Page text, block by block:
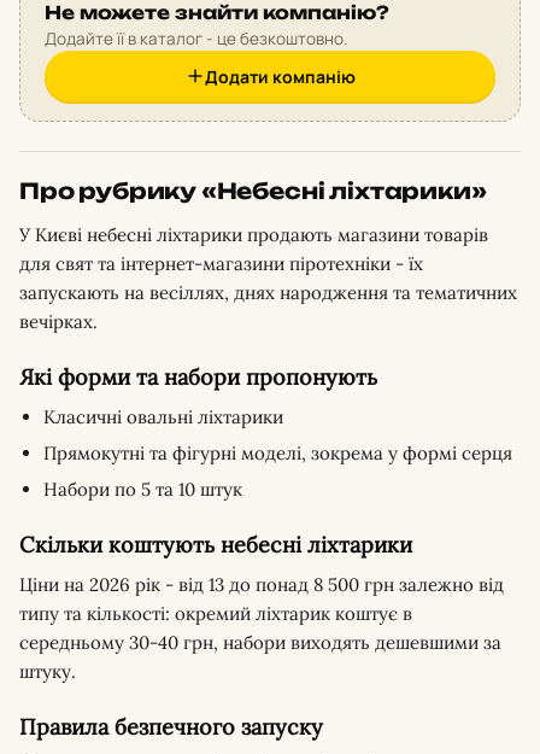
Не можете знайти компанію?
Додайте її в каталог - це безкоштовно.
Додати компанію
Про рубрику «Небесні ліхтарики»
У Києві небесні ліхтарики продають магазини товарів
для свят та інтернет-магазини піротехніки - їх
запускають на весіллях, днях народження та тематичних
вечірках.
Які форми та набори пропонують
Класичні овальні ліхтарики
Прямокутні та фігурні моделі, зокрема у формі серця
Набори по 5 та 10 штук
Скільки коштують небесні ліхтарики
Ціни на 2026 рік - від 13 до понад 8 500 грн залежно від
типу та кількості: окремий ліхтарик коштує в
середньому 30-40 грн, набори виходять дешевшими за
штуку.
Правила безпечного запуску